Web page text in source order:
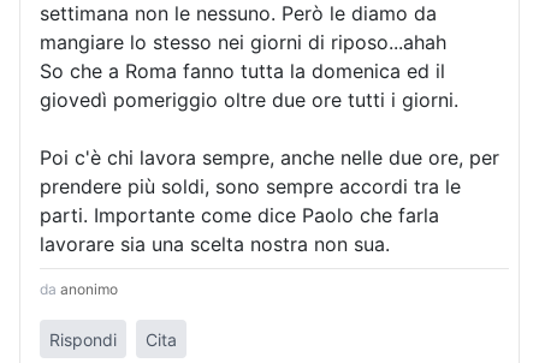
settimana non le nessuno. Però le diamo da
mangiare lo stesso nei giorni di riposo...ahah
So che a Roma fanno tutta la domenica ed il
giovedì pomeriggio oltre due ore tutti i giorni.
Poi c'è chi lavora sempre, anche nelle due ore, per
prendere più soldi, sono sempre accordi tra le
parti. Importante come dice Paolo che farla
lavorare sia una scelta nostra non sua.
da anonimo
Rispondi Cita